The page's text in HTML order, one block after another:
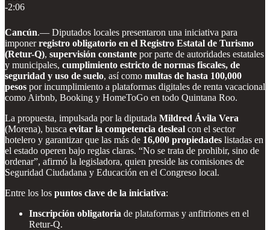
-2:06
Cancún.— Diputados locales presentaron una iniciativa para
imponerregistro obligatorio en el Registro Estatal de Turismo
(Retur-Q), supervisión constante por parte de autoridades estatales
y municipales, cumplimiento estricto de normas fiscales, de
seguridad y uso de suelo, así como multas de hasta 100,000
pesos por incumplimiento a plataformas digitales de renta vacacional
como Airbnb, Booking y HomeToGo en todo Quintana Roo.
La propuesta, impulsada por la diputada Mildred Ávila Vera
(Morena), busca evitar la competencia desleal con el sector
hotelero y garantizar que las más de 16,000 propiedades listadas en
el estado operen bajo reglas claras. “No se trata de prohibir, sino de
ordenar”, afirmó la legisladora, quien preside las comisiones de
Seguridad Ciudadana y Educación en el Congreso local.
Entre los los puntos clave de la iniciativa:
Inscripción obligatoria de plataformas y anfitriones en el
Retur-Q.